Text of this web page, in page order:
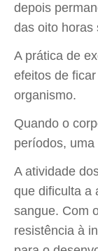
depois
das oito horas
A prática de
efeitos de
organismo.
Quando o
períodos,
A atividade
que dificulta a
sangue. Com
resistência à